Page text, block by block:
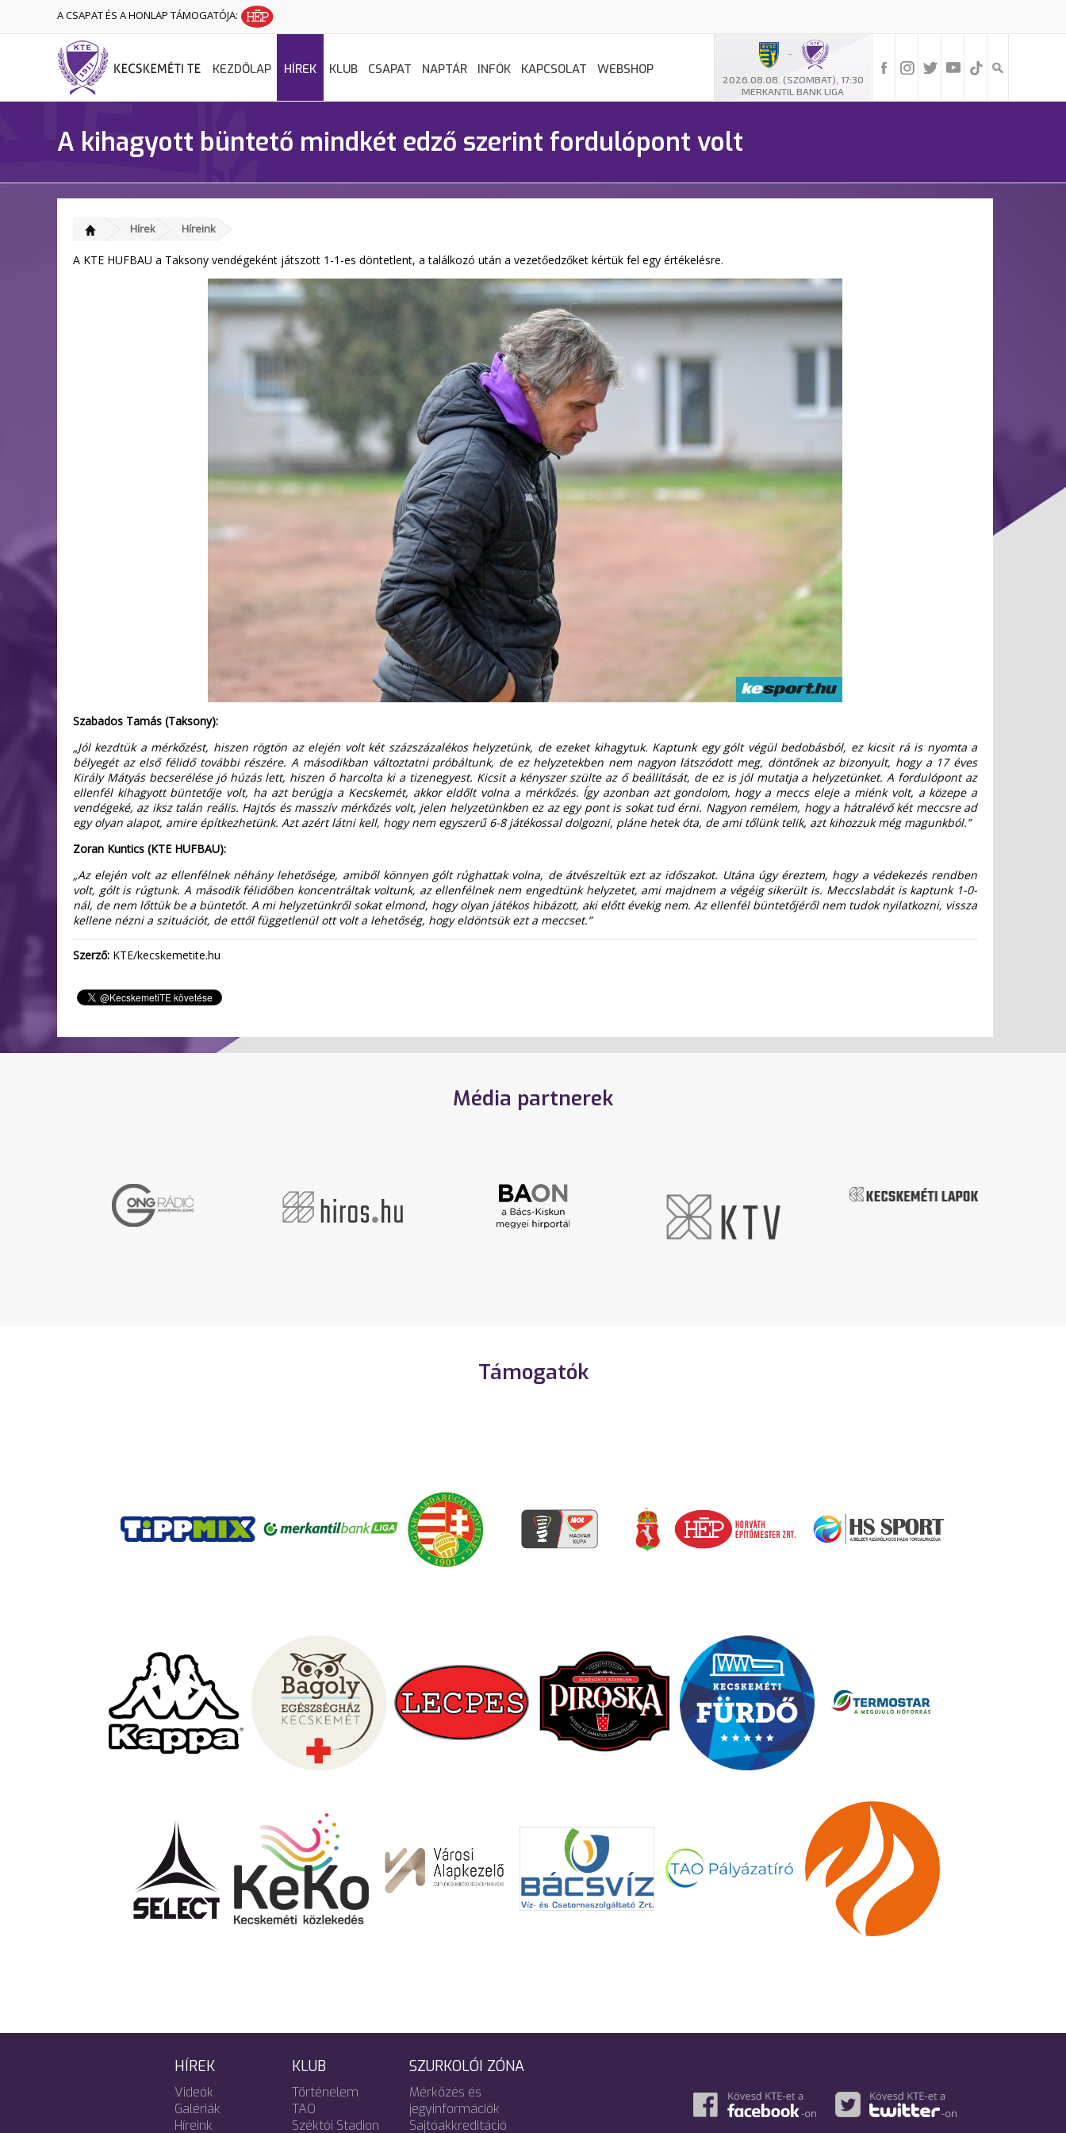
A CSAPAT ÉS A HONLAP TÁMOGATÓJA:
-
2026.08.08. (SZOMBAT), 17:30
MERKANTIL BANK LIGA
KEZDŐLAP HÍREK KLUB CSAPAT NAPTÁR INFÓK KAPCSOLAT WEBSHOP
A kihagyott büntető mindkét edző szerint fordulópont volt
Hírek Híreink
A KTE HUFBAU a Taksony vendégeként játszott 1-1-es döntetlent, a találkozó után a vezetőedzőket kértük fel egy értékelésre.
Szabados Tamás (Taksony):
„Jól kezdtük a mérkőzést, hiszen rögtön az elején volt két százszázalékos helyzetünk, de ezeket kihagytuk. Kaptunk egy gólt végül bedobásból, ez kicsit rá is nyomta a
bélyegét az első félidő további részére. A másodikban változtatni próbáltunk, de ez helyzetekben nem nagyon látszódott meg, döntőnek az bizonyult, hogy a 17 éves
Király Mátyás becserélése jó húzás lett, hiszen ő harcolta ki a tizenegyest. Kicsit a kényszer szülte az ő beállítását, de ez is jól mutatja a helyzetünket. A fordulópont az
ellenfél kihagyott büntetője volt, ha azt berúgja a Kecskemét, akkor eldőlt volna a mérkőzés. Így azonban azt gondolom, hogy a meccs eleje a miénk volt, a közepe a
vendégeké, az iksz talán reális. Hajtós és masszív mérkőzés volt, jelen helyzetünkben ez az egy pont is sokat tud érni. Nagyon remélem, hogy a hátralévő két meccsre ad
egy olyan alapot, amire építkezhetünk. Azt azért látni kell, hogy nem egyszerű 6-8 játékossal dolgozni, pláne hetek óta, de ami tőlünk telik, azt kihozzuk még magunkból.”
Zoran Kuntics (KTE HUFBAU):
„Az elején volt az ellenfélnek néhány lehetősége, amiből könnyen gólt rúghattak volna, de átvészeltük ezt az időszakot. Utána úgy éreztem, hogy a védekezés rendben
volt, gólt is rúgtunk. A második félidőben koncentráltak voltunk, az ellenfélnek nem engedtünk helyzetet, ami majdnem a végéig sikerült is. Meccslabdát is kaptunk 1-0-
nál, de nem lőttük be a büntetőt. A mi helyzetünkről sokat elmond, hogy olyan játékos hibázott, aki előtt évekig nem. Az ellenfél büntetőjéről nem tudok nyilatkozni, vissza
kellene nézni a szituációt, de ettől függetlenül ott volt a lehetőség, hogy eldöntsük ezt a meccset.”
Szerző: KTE/kecskemetite.hu
Média partnerek
Támogatók
HÍREK
Videók
Galériák
Híreink
KLUB
Történelem
TAO
Széktói Stadion
SZURKOLÓI ZÓNA
Mérkőzés és
jegyinformációk
Sajtóakkreditáció